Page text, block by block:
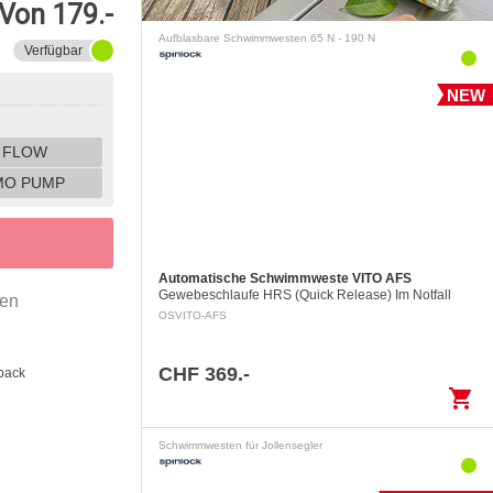
179.-
Verfügbar
PUMP
Aufblasbare Schwimmwesten 65 N - 190 N
NEW
Automatische Schwimmweste VITO AFS
Gewebeschlaufe HRS (Quick Release) Im Notfall
kann die ins Wasser gefallene Person die Notöffnung
OSVITO-AFS
CHF 369.-
shopping_cart
Schwimmwesten für Jollensegler